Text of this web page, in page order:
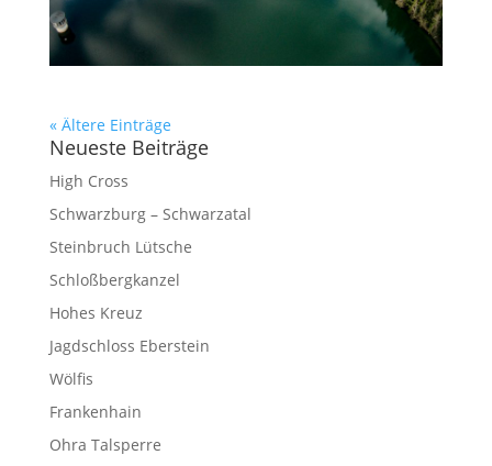
« Ältere Einträge
Neueste Beiträge
High Cross
Schwarzburg – Schwarzatal
Steinbruch Lütsche
Schloßbergkanzel
Hohes Kreuz
Jagdschloss Eberstein
Wölfis
Frankenhain
Ohra Talsperre